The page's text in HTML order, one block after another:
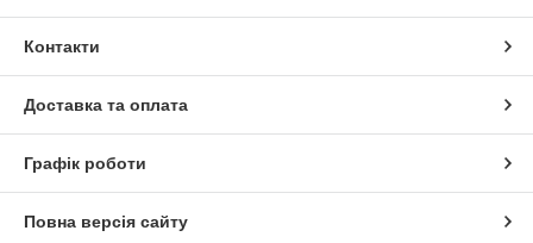
Контакти
Доставка та оплата
Графік роботи
Повна версія сайту